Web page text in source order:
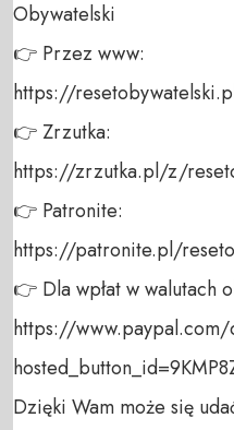
Obywatelski
👉 Przez www:
https://
👉 Zrzutka:
https://zrzutka.pl/z/
👉 Patronite:
https://patronite.pl/
👉 Dla wpłat w walutach
https://
Dzięki Wam może się